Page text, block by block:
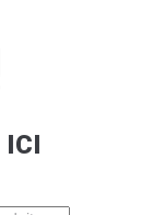
ICI